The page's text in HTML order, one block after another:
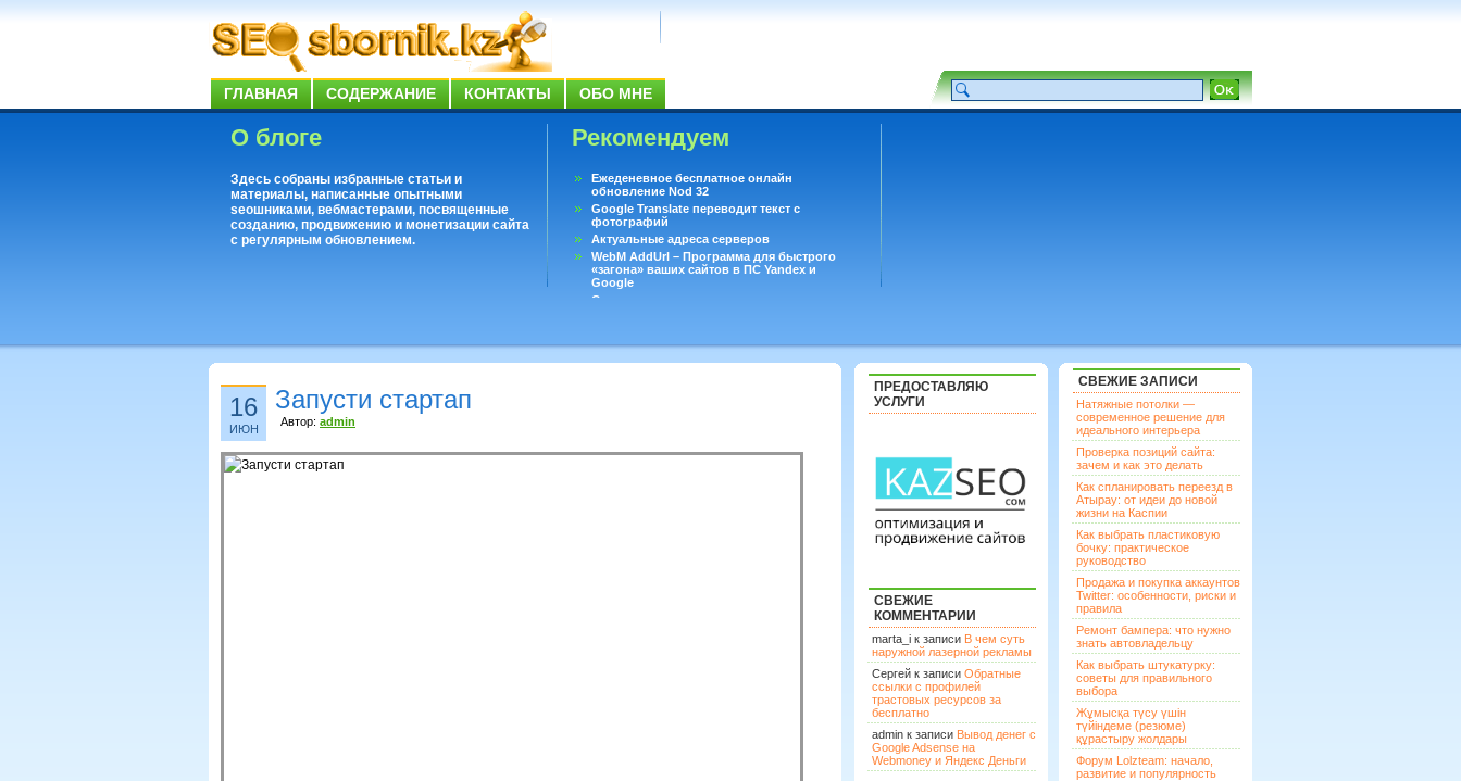
ГЛАВНАЯ СОДЕРЖАНИЕ КОНТАКТЫ ОБО МНЕ
О блоге
Здесь собраны избранные статьи и
материалы, написанные опытными
seoшниками, вебмастерами, посвященные
созданию, продвижению и монетизации сайта
с регулярным обновлением.
Рекомендуем
Ежеденевное бесплатное онлайн
обновление Nod 32
Google Translate переводит текст с
фотографий
Актуальные адреса серверов
WebM AddUrl – Программа для быстрого
«загона» ваших сайтов в ПС Yandex и
Google
Существует вопросы, на которые не может
16
ИЮН
Запусти стартап
Автор: admin
ПРЕДОСТАВЛЯЮ
УСЛУГИ
СВЕЖИЕ
КОММЕНТАРИИ
marta_i к записи В чем суть
наружной лазерной рекламы
Сергей к записи Обратные
ссылки с профилей
трастовых ресурсов за
бесплатно
admin к записи Вывод денег с
Google Adsense на
Webmoney и Яндекс Деньги
СВЕЖИЕ ЗАПИСИ
Натяжные потолки —
современное решение для
идеального интерьера
Проверка позиций сайта:
зачем и как это делать
Как спланировать переезд в
Атырау: от идеи до новой
жизни на Каспии
Как выбрать пластиковую
бочку: практическое
руководство
Продажа и покупка аккаунтов
Twitter: особенности, риски и
правила
Ремонт бампера: что нужно
знать автовладельцу
Как выбрать штукатурку:
советы для правильного
выбора
Жұмысқа түсу үшін
түйіндеме (резюме)
құрастыру жолдары
Форум Lolzteam: начало,
развитие и популярность